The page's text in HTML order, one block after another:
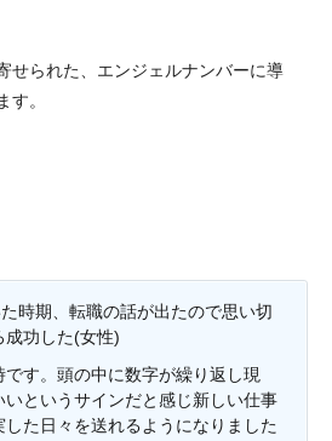
せられた、エンジェルナンバーに導
す。
時期、転職の話が出たので思い切
成功した(女性)
す。頭の中に数字が繰り返し現
というサインだと感じ新しい仕事
た日々を送れるようになりました